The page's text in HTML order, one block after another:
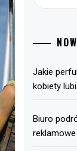
Jakie
kobiety
Biuro